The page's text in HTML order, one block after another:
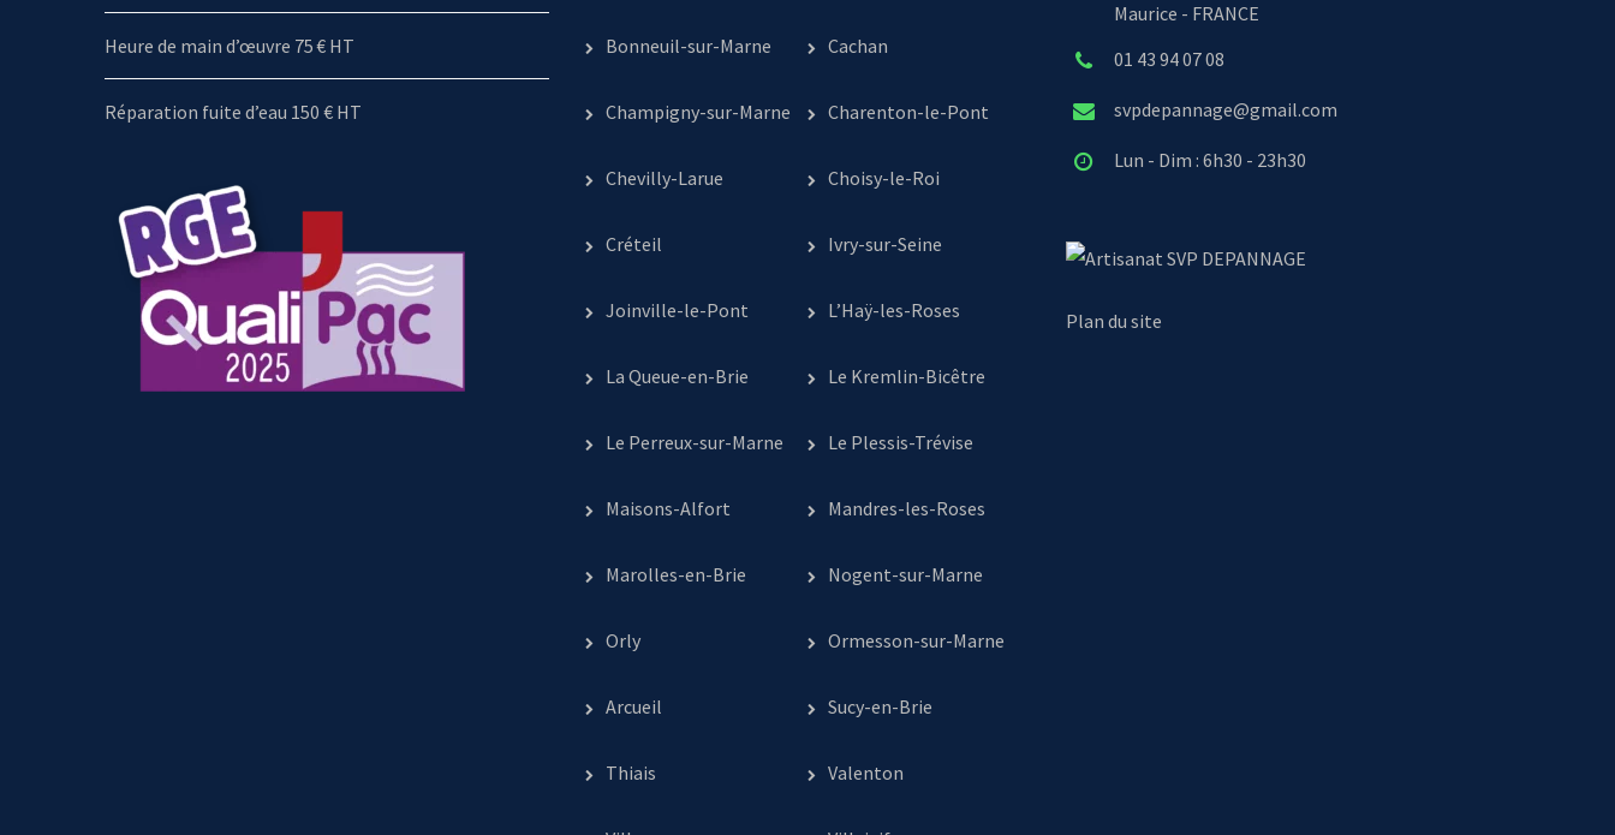
Heure de main d’œuvre 75 € HT
Réparation fuite d’eau 150 € HT
Bonneuil-sur-Marne Cachan
Champigny-sur-Marne Charenton-le-Pont
Chevilly-Larue Choisy-le-Roi
Créteil Ivry-sur-Seine
Joinville-le-Pont L’Haÿ-les-Roses
La Queue-en-Brie Le Kremlin-Bicêtre
Le Perreux-sur-Marne Le Plessis-Trévise
Maisons-Alfort Mandres-les-Roses
Marolles-en-Brie Nogent-sur-Marne
Orly Ormesson-sur-Marne
Arcueil Sucy-en-Brie
Thiais Valenton
Maurice - FRANCE
01 43 94 07 08
svpdepannage@gmail.com
Lun - Dim : 6h30 - 23h30
SVP DEPANNAGE
Plan du site